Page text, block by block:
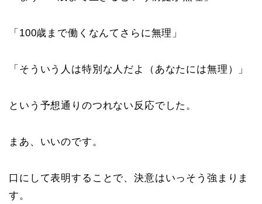
「100歳まで働くなんてさらに無理」
「そういう人は特別な人だよ（あなたには無理）」
という予想通りのつれない反応でした。
まあ、いいのです。
口にして表明することで、決意はいっそう強まりま
す。